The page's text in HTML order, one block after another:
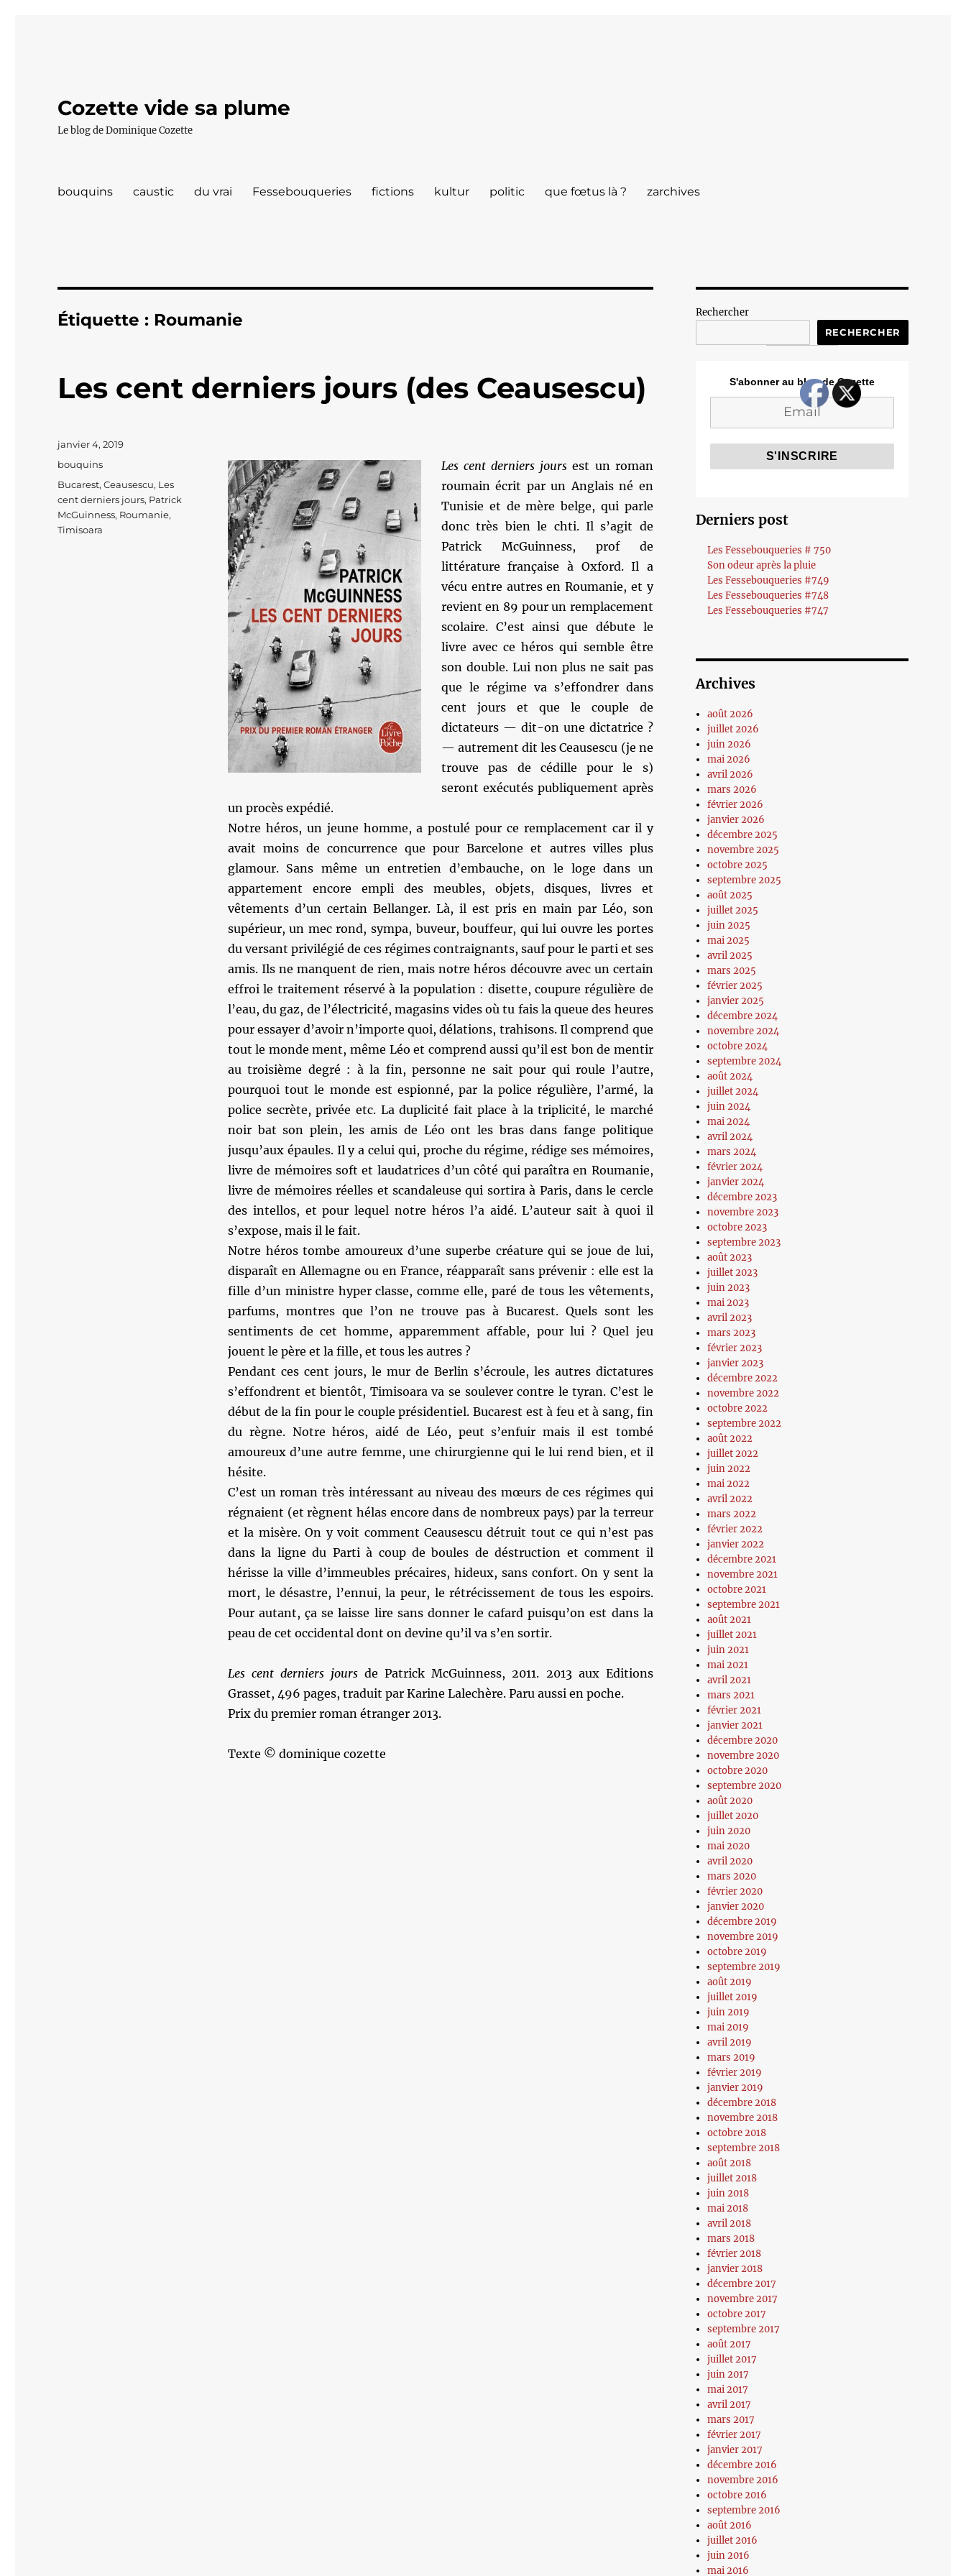
Cozette vide sa plume
Le blog de Dominique Cozette
bouquins caustic du vrai Fessebouqueries fictions kultur politic que fœtus là ? zarchives
Étiquette : Roumanie
Les cent derniers jours (des Ceausescu)
Les cent derniers joursest un roman
roumain écrit par un Anglais né en
Tunisie et de mère belge, qui parle
donc très bien le chti. Il s’agit de
Patrick McGuinness, prof de
littérature française à Oxford. Il a
vécu entre autres en Roumanie, et y
revient en 89 pour un remplacement
scolaire. C’est ainsi que débute le
livre avec ce héros qui semble être
son double. Lui non plus ne sait pas
que le régime va s’effondrer dans
cent jours et que le couple de
dictateurs — dit-on une dictatrice ?
— autrement dit les Ceausescu (je ne
trouve pas de cédille pour le s)
seront exécutés publiquement après
un procès expédié.
Notre héros, un jeune homme, a postulé pour ce remplacement car il y
avait moins de concurrence que pour Barcelone et autres villes plus
glamour. Sans même un entretien d’embauche, on le loge dans un
appartement encore empli des meubles, objets, disques, livres et
vêtements d’un certain Bellanger. Là, il est pris en main par Léo, son
supérieur, un mec rond, sympa, buveur, bouffeur, qui lui ouvre les portes
du versant privilégié de ces régimes contraignants, sauf pour le parti et ses
amis. Ils ne manquent de rien, mais notre héros découvre avec un certain
effroi le traitement réservé à la population : disette, coupure régulière de
l’eau, du gaz, de l’électricité, magasins vides où tu fais la queue des heures
pour essayer d’avoir n’importe quoi, délations, trahisons. Il comprend que
tout le monde ment, même Léo et comprend aussi qu’il est bon de mentir
au troisième degré : à la fin, personne ne sait pour qui roule l’autre,
pourquoi tout le monde est espionné, par la police régulière, l’armé, la
police secrète, privée etc. La duplicité fait place à la triplicité, le marché
noir bat son plein, les amis de Léo ont les bras dans fange politique
jusqu’aux épaules. Il y a celui qui, proche du régime, rédige ses mémoires,
livre de mémoires soft et laudatrices d’un côté qui paraîtra en Roumanie,
livre de mémoires réelles et scandaleuse qui sortira à Paris, dans le cercle
des intellos, et pour lequel notre héros l’a aidé. L’auteur sait à quoi il
s’expose, mais il le fait.
Notre héros tombe amoureux d’une superbe créature qui se joue de lui,
disparaît en Allemagne ou en France, réapparaît sans prévenir : elle est la
fille d’un ministre hyper classe, comme elle, paré de tous les vêtements,
parfums, montres que l’on ne trouve pas à Bucarest. Quels sont les
sentiments de cet homme, apparemment affable, pour lui ? Quel jeu
jouent le père et la fille, et tous les autres ?
Pendant ces cent jours, le mur de Berlin s’écroule, les autres dictatures
s’effondrent et bientôt, Timisoara va se soulever contre le tyran. C’est le
début de la fin pour le couple présidentiel. Bucarest est à feu et à sang, fin
du règne. Notre héros, aidé de Léo, peut s’enfuir mais il est tombé
amoureux d’une autre femme, une chirurgienne qui le lui rend bien, et il
hésite.
C’est un roman très intéressant au niveau des mœurs de ces régimes qui
régnaient (et règnent hélas encore dans de nombreux pays) par la terreur
et la misère. On y voit comment Ceausescu détruit tout ce qui n’est pas
dans la ligne du Parti à coup de boules de déstruction et comment il
hérisse la ville d’immeubles précaires, hideux, sans confort. On y sent la
mort, le désastre, l’ennui, la peur, le rétrécissement de tous les espoirs.
Pour autant, ça se laisse lire sans donner le cafard puisqu’on est dans la
peau de cet occidental dont on devine qu’il va s’en sortir.
Les cent derniers joursde Patrick McGuinness, 2011. 2013 aux Editions
Grasset, 496 pages, traduit par Karine Lalechère. Paru aussi en poche.
Prix du premier roman étranger 2013.
Texte © dominique cozette
Publié
le
janvier 4, 2019
Catégories
bouquins
Étiquettes
Bucarest,Ceausescu, Les
cent derniers jours, Patrick
McGuinness, Roumanie,
Timisoara
Rechercher
RECHERCHER
S'abonner au blog de Cozette
Derniers post
Les Fessebouqueries # 750
Son odeur après la pluie
Les Fessebouqueries #749
Les Fessebouqueries #748
Les Fessebouqueries #747
Archives
août 2026
juillet 2026
juin 2026
mai 2026
avril 2026
mars 2026
février 2026
janvier 2026
décembre 2025
novembre 2025
octobre 2025
septembre 2025
août 2025
juillet 2025
juin 2025
mai 2025
avril 2025
mars 2025
février 2025
janvier 2025
décembre 2024
novembre 2024
octobre 2024
septembre 2024
août 2024
juillet 2024
juin 2024
mai 2024
avril 2024
mars 2024
février 2024
janvier 2024
décembre 2023
novembre 2023
octobre 2023
septembre 2023
août 2023
juillet 2023
juin 2023
mai 2023
avril 2023
mars 2023
février 2023
janvier 2023
décembre 2022
novembre 2022
octobre 2022
septembre 2022
août 2022
juillet 2022
juin 2022
mai 2022
avril 2022
mars 2022
février 2022
janvier 2022
décembre 2021
novembre 2021
octobre 2021
septembre 2021
août 2021
juillet 2021
juin 2021
mai 2021
avril 2021
mars 2021
février 2021
janvier 2021
décembre 2020
novembre 2020
octobre 2020
septembre 2020
août 2020
juillet 2020
juin 2020
mai 2020
avril 2020
mars 2020
février 2020
janvier 2020
décembre 2019
novembre 2019
octobre 2019
septembre 2019
août 2019
juillet 2019
juin 2019
mai 2019
avril 2019
mars 2019
février 2019
janvier 2019
décembre 2018
novembre 2018
octobre 2018
septembre 2018
août 2018
juillet 2018
juin 2018
mai 2018
avril 2018
mars 2018
février 2018
janvier 2018
décembre 2017
novembre 2017
octobre 2017
septembre 2017
août 2017
juillet 2017
juin 2017
mai 2017
avril 2017
mars 2017
février 2017
janvier 2017
décembre 2016
novembre 2016
octobre 2016
septembre 2016
août 2016
juillet 2016
juin 2016
mai 2016